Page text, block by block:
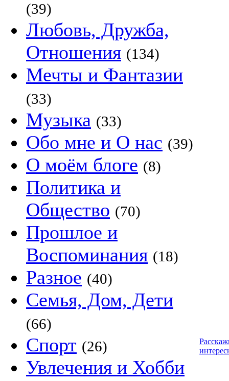
(39)
Любовь, Дружба,
Отношения (134)
Мечты и Фантазии
(33)
Музыка (33)
Обо мне и О нас (39)
О моём блоге (8)
Политика и
Общество (70)
Прошлое и
Воспоминания (18)
Разное (40)
Семья, Дом, Дети
(66)
Спорт (26)
Увлечения и Хобби